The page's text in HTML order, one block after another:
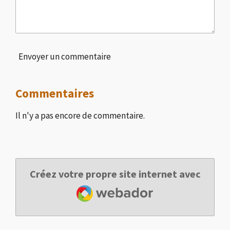
Envoyer un commentaire
Commentaires
Il n'y a pas encore de commentaire.
Créez votre propre site internet avec
Webador